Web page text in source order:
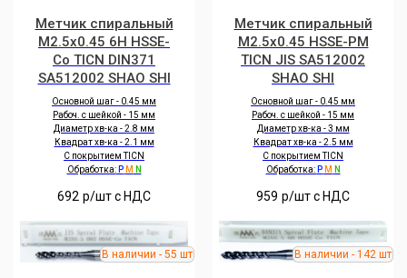
Метчик спиральный
M2.5x0.45 6H HSSE-
Co TICN DIN371
SA512002 SHAO SHI
Основной шаг - 0.45 мм
Рабоч. с шейкой - 15 мм
Диаметр хв-ка - 2.8 мм
Квадрат хв-ка - 2.1 мм
С покрытием TIСN
Обработка:P M N
692 р/шт c НДС
Метчик спиральный
M2.5x0.45 HSSE-PM
TICN JIS SA512002
SHAO SHI
Основной шаг - 0.45 мм
Рабоч. с шейкой - 15 мм
Диаметр хв-ка - 3 мм
Квадрат хв-ка - 2.5 мм
С покрытием TICN
Обработка: P M N
959 р/шт c НДС